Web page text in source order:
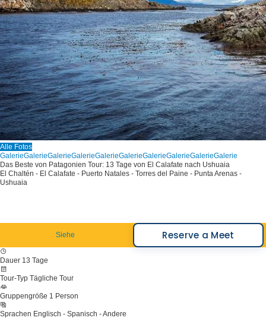
Alle Fotos
GalerieGalerieGalerieGalerieGalerieGalerieGalerieGalerieGalerieGalerie
Das Beste von Patagonien Tour: 13 Tage von El Calafate nach Ushuaia
El Chaltén - El Calafate - Puerto Natales - Torres del Paine - Punta Arenas -
Ushuaia
Siehe Reserve a Meet
Dauer 13 Tage
Tour-Typ Tägliche Tour
Gruppengröße 1 Person
Sprachen Englisch - Spanisch - Andere